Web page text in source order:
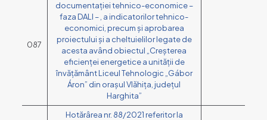
087
documentației tehnico-economice –
faza DALI – , a indicatorilor tehnico-
economici, precum și aprobarea
proiectului și a cheltuielilor legate de
acesta având obiectul „Creșterea
eficienței energetice a unității de
învățământ Liceul Tehnologic „Gábor
Áron” din orașul Vlăhița, județul
Harghita”
Hotărârea nr. 88/2021 referitor la